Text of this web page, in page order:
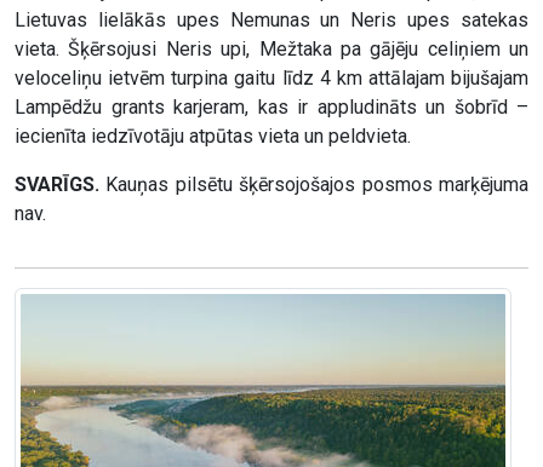
Lietuvas lielākās upes Nemunas un Neris upes satekas
vieta. Šķērsojusi Neris upi, Mežtaka pa gājēju celiņiem un
veloceliņu ietvēm turpina gaitu līdz 4 km attālajam bijušajam
Lampēdžu grants karjeram, kas ir appludināts un šobrīd –
iecienīta iedzīvotāju atpūtas vieta un peldvieta.
SVARĪGS. Kauņas pilsētu šķērsojošajos posmos marķējuma
nav.